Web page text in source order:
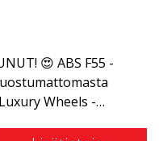
😍 ABS F55 -
Wheels -